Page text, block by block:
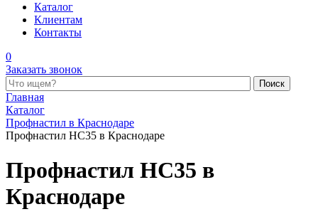
Каталог
Клиентам
Контакты
0
Заказать звонок
Поиск по каталогу
Главная
Каталог
Профнастил в Краснодаре
Профнастил НС35 в Краснодаре
Профнастил НС35 в
Краснодаре